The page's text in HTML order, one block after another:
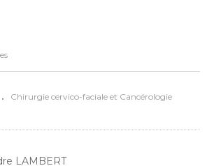
Chirurgie cervico-faciale et Cancérologie
LAMBERT